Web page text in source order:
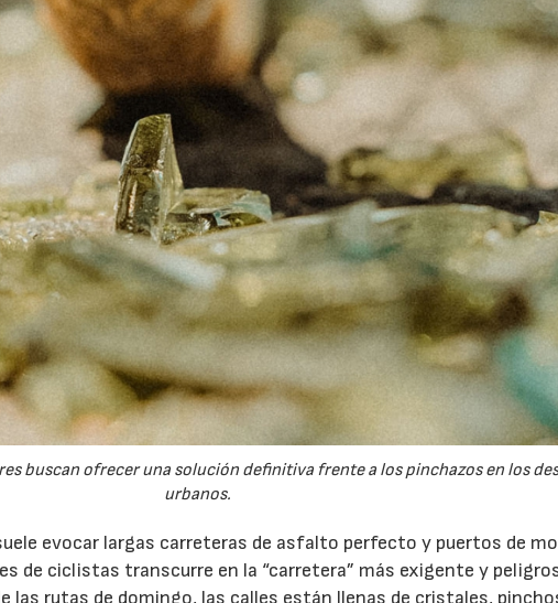
buscan ofrecer una solución definitiva frente a los pinchazos en los
urbanos.
evocar largas carreteras de asfalto perfecto y puertos de
de ciclistas transcurre en la “carretera” más exigente y
las rutas de domingo, las calles están llenas de cristales,